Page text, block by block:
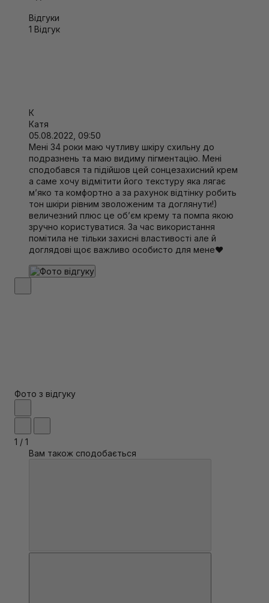
Активні компоненти
Діоксид титану (прозорий) 5,2%.
антиоксидантний захист, мінімізує запалення, нормалізує
процеси загоєння і рубцювання.
Спосіб використання
за 15 хвилин до виходу на сонце нанесіть на шкіру
достатню кількість сонцезахисного крему і рівномірно
розподіліть його. Після плавання, витирання рушником,
рясного потіння рекомендується нанести крем
повторно.
Вода, діоксид титану, оксид цинку, с12-15 алкіл бензоат,
каприлові-капріковие тригліцериди, Бутел гліколь,
каприліл гліколь, двонатрієва ЕДТК, +/- CI 77491, CI
77492, CI 77499.
Склад засобу може змінюватись виробником.
Перед використанням ознайомтесь з інформацією на
упаковці.
Відгуки
1 Відгук
К
Катя
05.08.2022, 09:50
Мені 34 роки маю чутливу шкіру схильну до
подразнень та маю видиму пігментацію. Мені
сподобався та підійшов цей сонцезахисний крем
а саме хочу відмітити його текстуру яка лягає
м’яко та комфортно а за рахунок відтінку робить
тон шкіри рівним зволоженим та доглянути!)
величезний плюс це об’єм крему та помпа якою
зручно користуватися. За час використання
помітила не тільки захисні властивості але й
доглядові щоє важливо особисто для мене❤️
Фото з відгуку
1 / 1
Вам також сподобається